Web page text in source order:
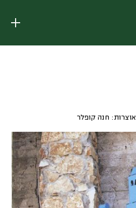
אוצרות: חנה קופלר